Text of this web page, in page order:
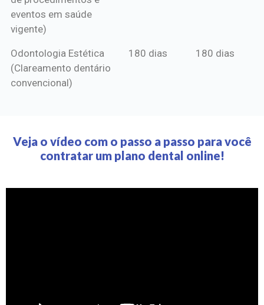
eventos em saúde
vigente)
Odontologia Estética
(Clareamento dentário
convencional)
180 dias 180 dias
Veja o vídeo com o passo a passo para você
contratar um plano dental online!